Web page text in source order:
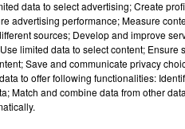
. Au programme ?
déchanche brièvement sur la
entend-t-on dans la publicité.
data to select advertising; Create
advertising performance; Measure
sources; Develop and improve
limited data to select content; Ensure
Save and communicate privacy
to offer following functionalities:
Match and combine data from other